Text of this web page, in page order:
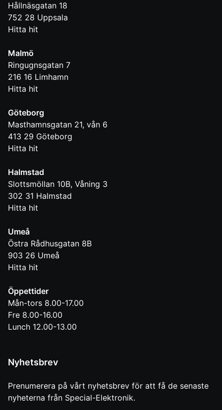
Hållnäsgatan 18
752 28 Uppsala
Hitta hit
Malmö
Ringugnsgatan 7
216 16 Limhamn
Hitta hit
Göteborg
Masthamnsgatan 21, vån 6
413 29 Göteborg
Hitta hit
Halmstad
Slottsmöllan 10B, Våning 3
302 31 Halmstad
Hitta hit
Umeå
Östra Rådhusgatan 8B
903 26 Umeå
Hitta hit
Öppettider
Mån-tors 8.00-17.00
Fre 8.00-16.00
Lunch 12.00-13.00
Nyhetsbrev
Prenumerera på vårt nyhetsbrev för att få de senaste
nyheterna från Special-Elektronik.